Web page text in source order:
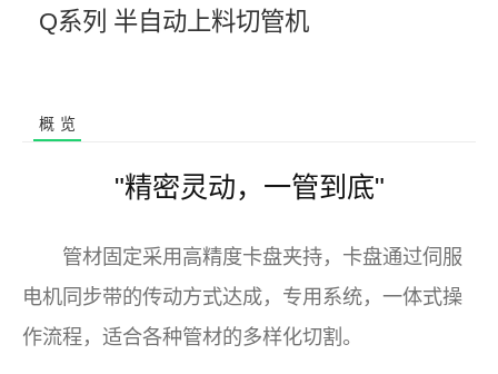
Q系列 半自动上料切管机
概览
"精密灵动，一管到底"
管材固定采用高精度卡盘夹持，卡盘通过伺服
电机同步带的传动方式达成，专用系统，一体式操
作流程，适合各种管材的多样化切割。